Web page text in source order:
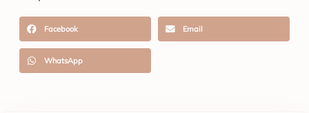
Facebook Email
WhatsApp